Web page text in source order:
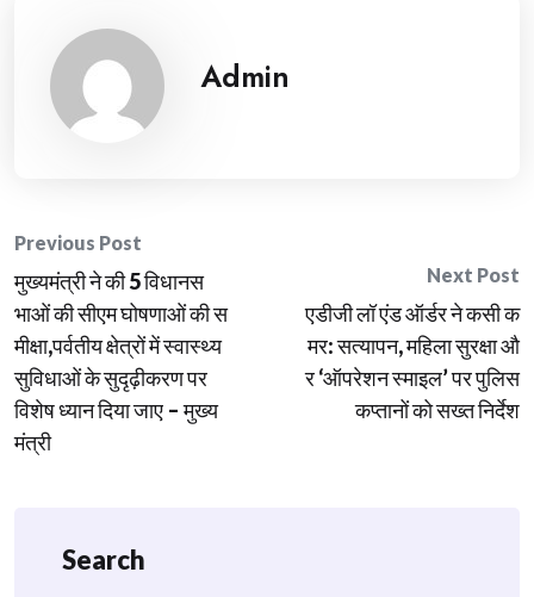
Admin
Post
navigation
Previous Post
मुख्यमंत्री ने की 5 विधानस
भाओं की सीएम घोषणाओं की स
मीक्षा,पर्वतीय क्षेत्रों में स्वास्थ्य
सुविधाओं के सुदृढ़ीकरण पर
विशेष ध्यान दिया जाए – मुख्य
मंत्री
Next Post
एडीजी लॉ एंड ऑर्डर ने कसी क
मर: सत्यापन, महिला सुरक्षा औ
र ‘ऑपरेशन स्माइल’ पर पुलिस
कप्तानों को सख्त निर्देश
Search